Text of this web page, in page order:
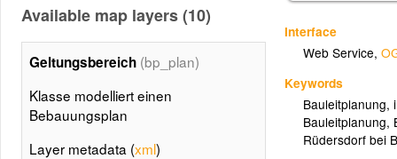
Interface
Web Service,
Keywords
Bauleitplanung,
Bauleitplanung,
Rüdersdorf bei
Available map layers (10)
Geltungsbereich (bp_plan)
Klasse modelliert einen
Bebauungsplan
Layer metadata (xml)